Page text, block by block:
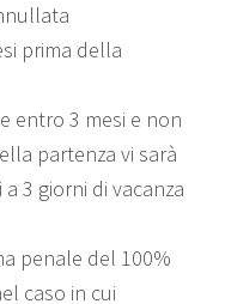
prima della
entro 3 mesi e non
partenza vi sarà
3 giorni di vacanza
penale del 100%
caso in cui